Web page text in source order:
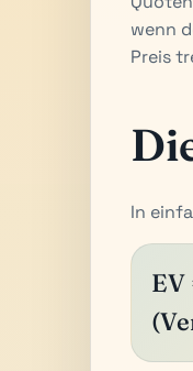
wenn
Preis
In
EV